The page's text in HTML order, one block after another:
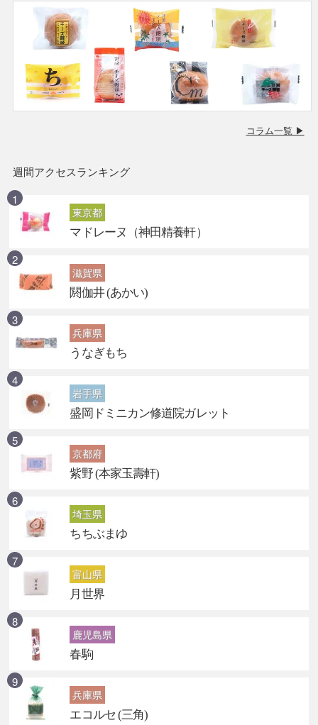
コラム一覧 ▶
週間アクセスランキング
東京都
マドレーヌ（神田精養軒）
滋賀県
閼伽井 (あかい)
兵庫県
うなぎもち
岩手県
盛岡ドミニカン修道院ガレット
京都府
紫野 (本家玉壽軒)
埼玉県
ちちぶまゆ
富山県
月世界
鹿児島県
春駒
兵庫県
エコルセ (三角)